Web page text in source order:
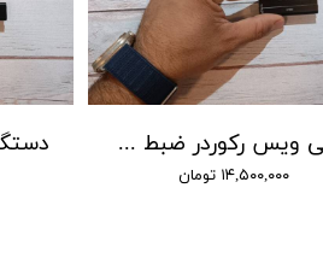
مینی ویس رکوردر ضبط صدا سونی - شنود صدا
۱۴,۵۰۰,۰۰۰ تومان